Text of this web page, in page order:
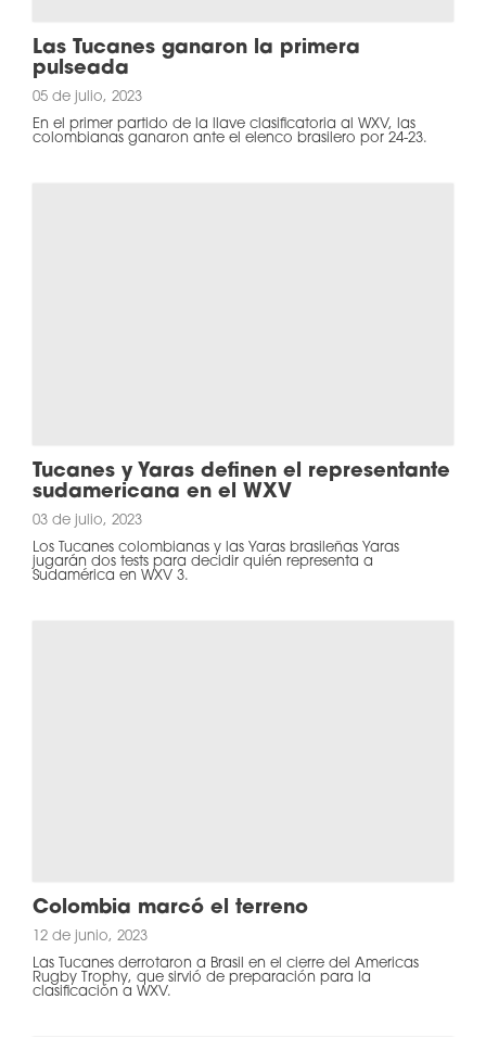
Las Tucanes ganaron la primera
pulseada
05 de julio, 2023
En el primer partido de la llave clasificatoria al WXV, las
colombianas ganaron ante el elenco brasilero por 24-23.
Tucanes y Yaras definen el representante
sudamericana en el WXV
03 de julio, 2023
Los Tucanes colombianas y las Yaras brasileñas Yaras
jugarán dos tests para decidir quién representa a
Sudamérica en WXV 3.
Colombia marcó el terreno
12 de junio, 2023
Las Tucanes derrotaron a Brasil en el cierre del Americas
Rugby Trophy, que sirvió de preparación para la
clasificación a WXV.